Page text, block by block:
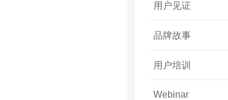
用户见证
品牌故事
用户培训
Webinar